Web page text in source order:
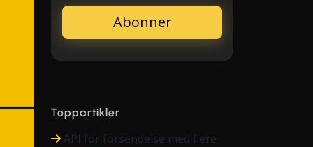
Toppartikler
API for forsendelse med flere